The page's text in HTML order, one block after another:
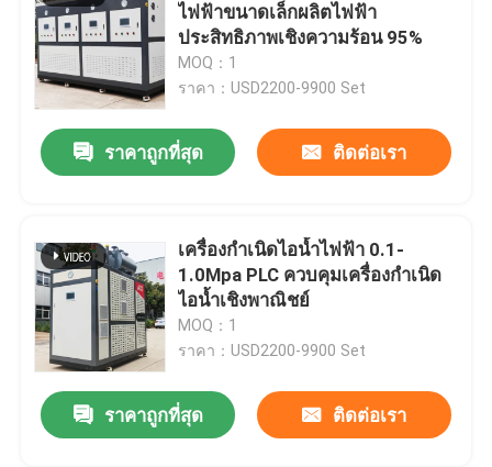
ไฟฟ้าขนาดเล็กผลิตไฟฟ้า
ประสิทธิภาพเชิงความร้อน 95%
MOQ：1
ราคา：USD2200-9900 Set
ราคาถูกที่สุด ติดต่อเรา
เครื่องกำเนิดไอน้ำไฟฟ้า 0.1-
1.0Mpa PLC ควบคุมเครื่องกำเนิด
ไอน้ำเชิงพาณิชย์
MOQ：1
ราคา：USD2200-9900 Set
ราคาถูกที่สุด ติดต่อเรา